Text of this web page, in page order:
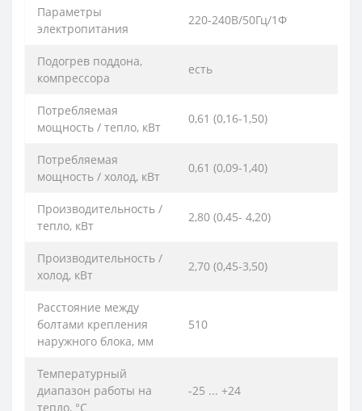
Параметры
электропитания
220-240В/50Гц/1Ф
Подогрев поддона,
компрессора
есть
Потребляемая
мощность / тепло, кВт
0,61 (0,16-1,50)
Потребляемая
мощность / холод, кВт
0,61 (0,09-1,40)
Производительность /
тепло, кВт
2,80 (0,45- 4,20)
Производительность /
холод, кВт
2,70 (0,45-3,50)
Расстояние между
болтами крепления
наружного блока, мм
510
Температурный
диапазон работы на
тепло, °C
-25 ... +24